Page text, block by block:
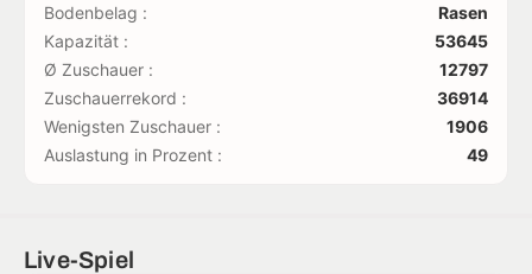
Bodenbelag :
Rasen
Kapazität :
53645
Ø Zuschauer :
12797
Zuschauerrekord :
36914
Wenigsten Zuschauer :
1906
Auslastung in Prozent :
49
Live-Spiel